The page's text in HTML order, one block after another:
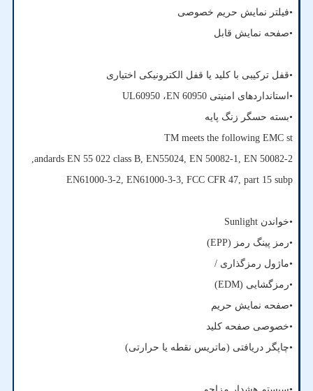
•فیلتر نمایش حریم خصوصی
•صفحه نمایش قابل
•قفل ترکیبی با کلید یا قفل الکترونیکی اختیاری
•استانداردهای امنیتی EN 60950، UL60950
•بسته حسگر زنگ پایه
TM meets the following EMC st
andards EN 55 022 class B, EN55024, EN 50082-1, EN 50082-2
EN61000-3-2, EN61000-3-3, FCC CFR 47, part 15 subp
•خواندن Sunlight
•رمز پینگ رمز (EPP
)
•ماژول رمزگذاری /
•رمزگشایی (EDM
)
•صفحه نمایش حریم
•خصوصی صفحه کلید
•چاپگر دریافتی (ماتریس نقطه یا حرارتی)